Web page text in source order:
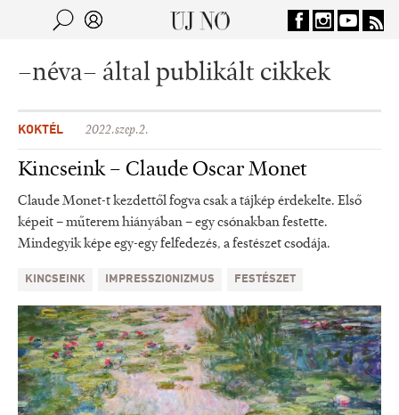
Jump to navigation
–néva– által publikált cikkek
KOKTÉL 2022.szep.2.
Kincseink – Claude Oscar Monet
Claude Monet-t kezdettől fogva csak a tájkép érdekelte. Első
képeit – műterem hiányában – egy csónakban festette.
Mindegyik képe egy-egy felfedezés, a festészet csodája.
KINCSEINK IMPRESSZIONIZMUS FESTÉSZET